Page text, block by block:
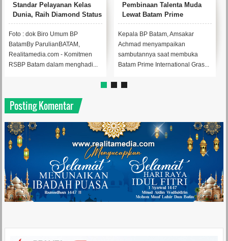
Standar Pelayanan Kelas
Dunia, Raih Diamond Status
dari WSO
Foto : dok Biro Umum BP
BatamBy ParulianBATAM,
Realitamedia.com - Komitmen
RSBP Batam dalam menghadi...
Pembinaan Talenta Muda
Lewat Batam Prime
International Grassroot
Football Festival 2026
Kepala BP Batam, Amsakar
Achmad menyampaikan
sambutannya saat membuka
Batam Prime International Gras...
Posting Komentar